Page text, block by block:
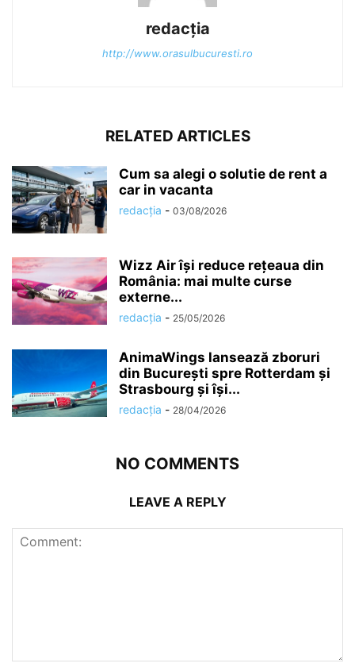
redacția
http://www.orasulbucuresti.ro
RELATED ARTICLES
Cum sa alegi o solutie de rent a
car in vacanta
redacția - 03/08/2026
Wizz Air își reduce rețeaua din
România: mai multe curse
externe...
redacția - 25/05/2026
AnimaWings lansează zboruri
din București spre Rotterdam și
Strasbourg și își...
redacția - 28/04/2026
NO COMMENTS
LEAVE A REPLY